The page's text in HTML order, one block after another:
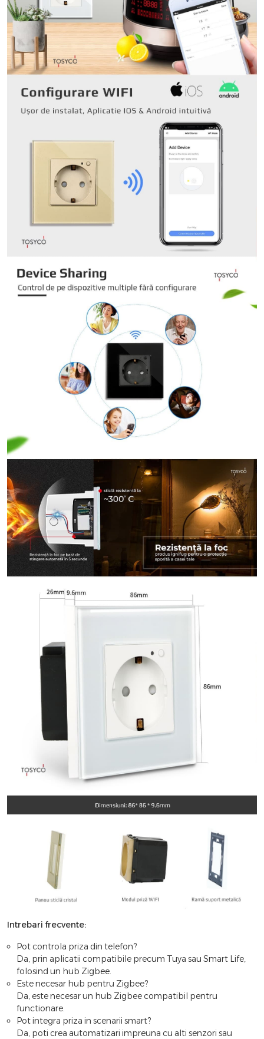
Intrebari frecvente:
Pot controla priza din telefon?
Da, prin aplicatii compatibile precum Tuya sau Smart Life,
folosind un hub Zigbee.
Este necesar hub pentru Zigbee?
Da, este necesar un hub Zigbee compatibil pentru
functionare.
Pot integra priza in scenarii smart?
Da, poti crea automatizari impreuna cu alti senzori sau